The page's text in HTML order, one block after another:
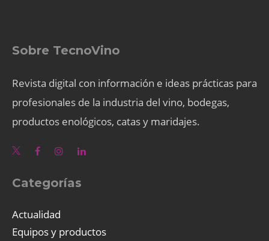
Sobre TecnoVino
Revista digital con información e ideas prácticas para
profesionales de la industria del vino, bodegas,
productos enológicos, catas y maridajes.
Categorías
Actualidad
Equipos y productos